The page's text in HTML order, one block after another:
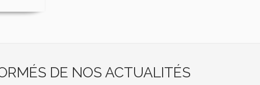
DE NOS ACTUALITÉS